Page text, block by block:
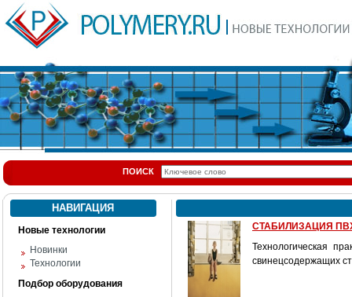
ПОИСК
НАВИГАЦИЯ
Новые технологии
Новинки
Технологии
Подбор оборудования
СТАБИЛИЗАЦИЯ
Технологическая
свинецсодержащих